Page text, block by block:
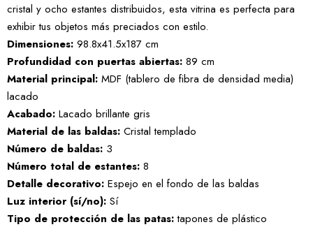
cristal y ocho estantes distribuidos, esta vitrina es perfecta para
exhibir tus objetos más preciados con estilo.
Dimensiones: 98.8x41.5x187 cm
Profundidad con puertas abiertas: 89 cm
Material principal: MDF (tablero de fibra de densidad media)
lacado
Acabado: Lacado brillante gris
Material de las baldas: Cristal templado
Número de baldas: 3
Número total de estantes: 8
Detalle decorativo: Espejo en el fondo de las baldas
Luz interior (sí/no): Sí
Tipo de protección de las patas:tapones de plástico